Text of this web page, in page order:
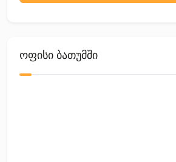
ოფისი ბათუმში